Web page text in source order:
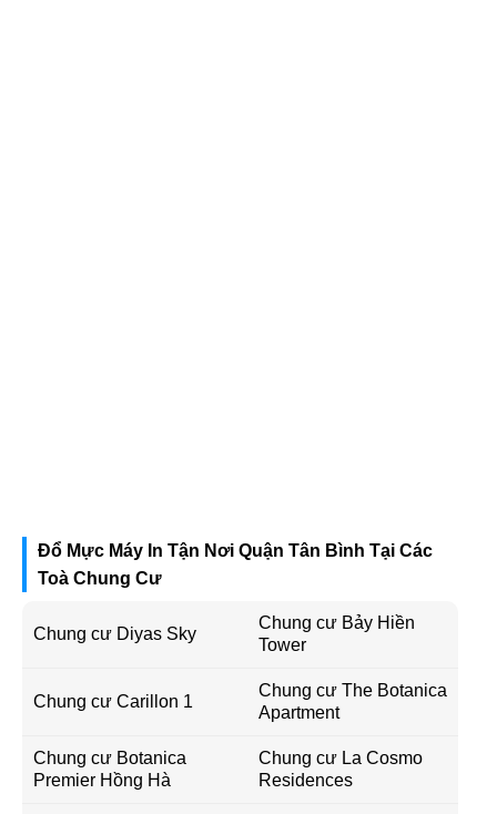
Đổ Mực Máy In Tận Nơi Quận Tân Bình Tại Các
Toà Chung Cư
Chung cư Diyas Sky
Chung cư Bảy Hiền
Tower
Chung cư Carillon 1
Chung cư The Botanica
Apartment
Chung cư Botanica
Premier Hồng Hà
Chung cư La Cosmo
Residences